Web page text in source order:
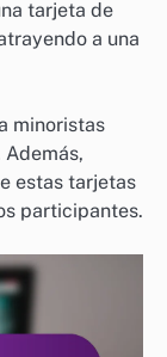
tarjeta de
a una
minoristas
estas tarjetas
participantes.